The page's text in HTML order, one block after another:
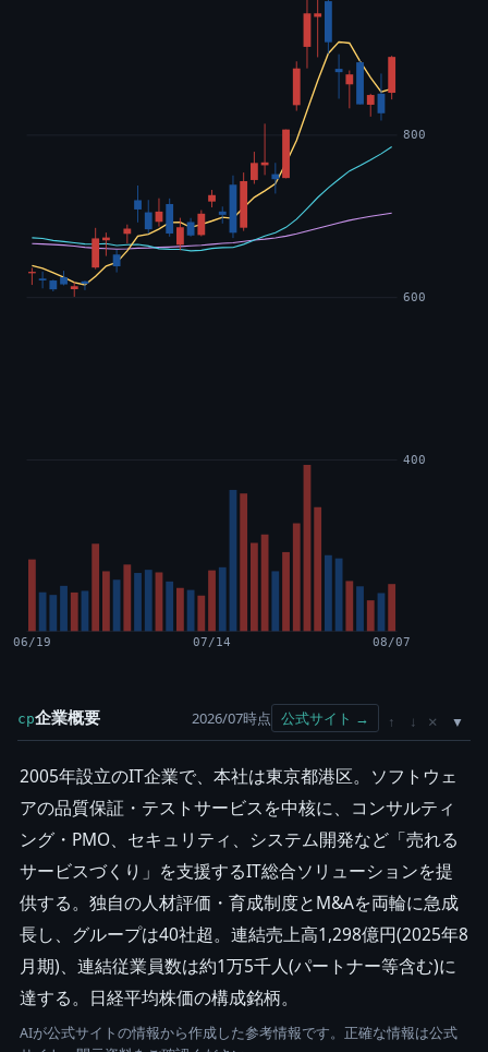
400
600
800
06/19 07/14 08/07
cp企業概要 2026/07時点 公式サイト → ↑ ↓ ×
2005年設立のIT企業で、本社は東京都港区。ソフトウェ
アの品質保証・テストサービスを中核に、コンサルティ
ング・PMO、セキュリティ、システム開発など「売れる
サービスづくり」を支援するIT総合ソリューションを提
供する。独自の人材評価・育成制度とM&Aを両輪に急成
長し、グループは40社超。連結売上高1,298億円(2025年8
月期)、連結従業員数は約1万5千人(パートナー等含む)に
達する。日経平均株価の構成銘柄。
AIが公式サイトの情報から作成した参考情報です。正確な情報は公式